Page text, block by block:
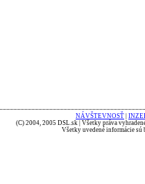
NÁVŠTEVNOSŤ
(C) 2004, 2005 DSL.sk | Všetky práva
Všetky uvedené informácie sú